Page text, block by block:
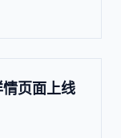
页面上线